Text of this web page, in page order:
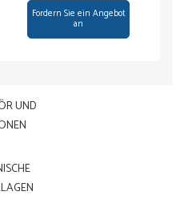
Fordern Sie ein Angebot
an
UND